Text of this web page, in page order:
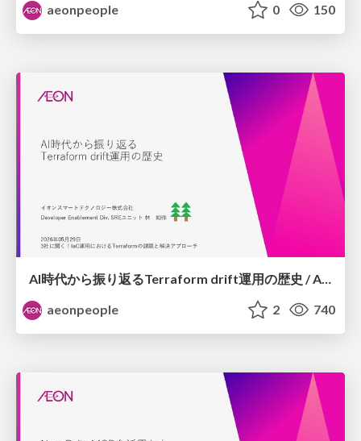
aeonpeople
0 150
AI時代から振り返るTerraform drift運用の歴史 / AI Age Reflections on the History of Terraform Drift Operations
aeonpeople
2 740